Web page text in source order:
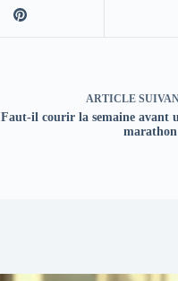
ARTICLE
Faut-il courir la semaine avant
marathon